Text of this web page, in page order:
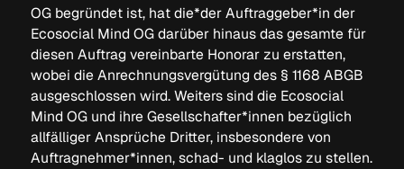
OG begründet ist, hat die*der Auftraggeber*in der
Ecosocial Mind OG darüber hinaus das gesamte für
diesen Auftrag vereinbarte Honorar zu erstatten,
wobei die Anrechnungsvergütung des § 1168 ABGB
ausgeschlossen wird. Weiters sind die Ecosocial
Mind OG und ihre Gesellschafter*innen bezüglich
allfälliger Ansprüche Dritter, insbesondere von
Auftragnehmer*innen, schad- und klaglos zu stellen.